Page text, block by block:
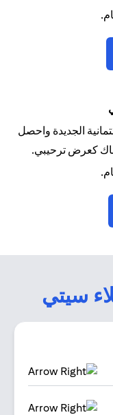
الجديدة واحصل
كعرض ترحيبي.
سيتي